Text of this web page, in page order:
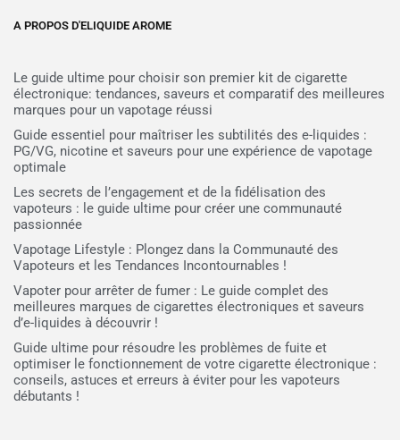
A PROPOS D'ELIQUIDE AROME
Le guide ultime pour choisir son premier kit de cigarette
électronique: tendances, saveurs et comparatif des meilleures
marques pour un vapotage réussi
Guide essentiel pour maîtriser les subtilités des e-liquides :
PG/VG, nicotine et saveurs pour une expérience de vapotage
optimale
Les secrets de l’engagement et de la fidélisation des
vapoteurs : le guide ultime pour créer une communauté
passionnée
Vapotage Lifestyle : Plongez dans la Communauté des
Vapoteurs et les Tendances Incontournables !
Vapoter pour arrêter de fumer : Le guide complet des
meilleures marques de cigarettes électroniques et saveurs
d’e-liquides à découvrir !
Guide ultime pour résoudre les problèmes de fuite et
optimiser le fonctionnement de votre cigarette électronique :
conseils, astuces et erreurs à éviter pour les vapoteurs
débutants !